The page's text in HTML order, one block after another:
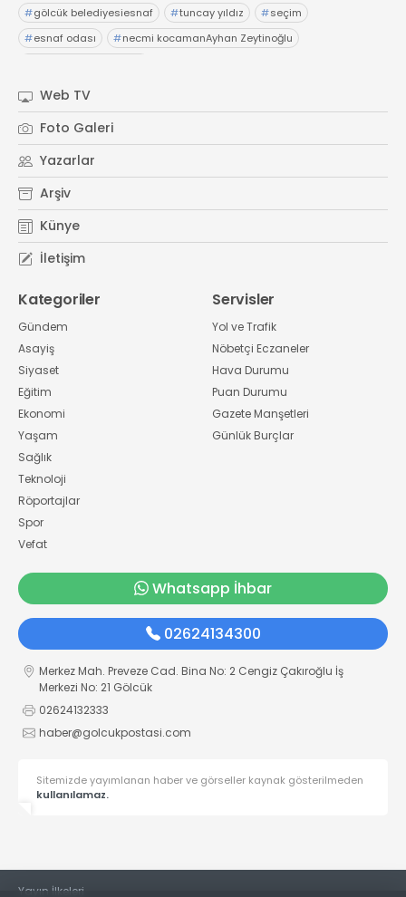
#gölcük belediyesiesnaf #tuncay yıldız #seçim
#esnaf odası #necmi kocamanAyhan Zeytinoğlu
Web TV
Foto Galeri
Yazarlar
Arşiv
Künye
İletişim
Kategoriler
Gündem
Asayiş
Siyaset
Eğitim
Ekonomi
Yaşam
Sağlık
Teknoloji
Röportajlar
Spor
Vefat
Servisler
Yol ve Trafik
Nöbetçi Eczaneler
Hava Durumu
Puan Durumu
Gazete Manşetleri
Günlük Burçlar
Whatsapp İhbar
02624134300
Merkez Mah. Preveze Cad. Bina No: 2 Cengiz Çakıroğlu İş
Merkezi No: 21 Gölcük
02624132333
haber@golcukpostasi.com
Sitemizde yayımlanan haber ve görseller kaynak gösterilmeden
kullanılamaz.
Yayın İlkeleri